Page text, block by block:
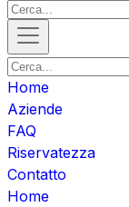
Home
Aziende
FAQ
Riservatezza
Contatto
Home